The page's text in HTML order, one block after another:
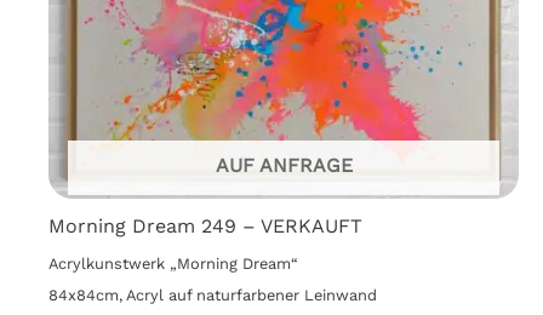
AUF ANFRAGE
Morning Dream 249 – VERKAUFT
Acrylkunstwerk „Morning Dream“
84x84cm, Acryl auf naturfarbener Leinwand